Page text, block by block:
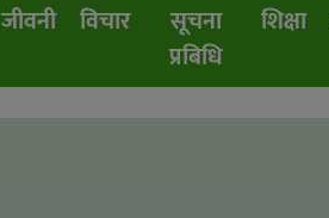
जीवनी विचार
सूचना
प्रबिधि
शिक्षा